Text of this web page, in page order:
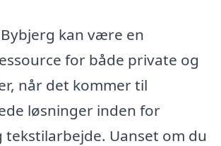
Bybjerg kan være en
for både private og
når det kommer til
løsninger inden for
Uanset om du